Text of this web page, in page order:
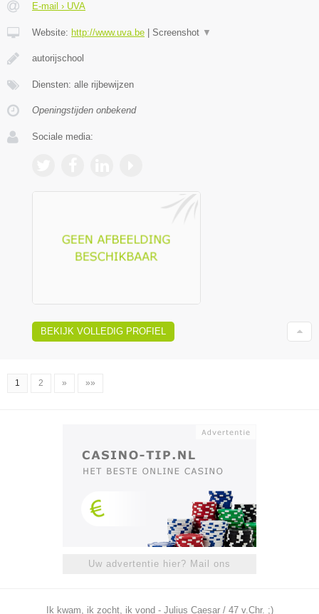
E-mail › UVA
Website: http://www.uva.be Screenshot ▼
autorijschool
Diensten: alle rijbewijzen
Openingstijden onbekend
Sociale media:
BEKIJK VOLLEDIG PROFIEL
1 2 » »»
Uw advertentie hier? Mail ons
Ik kwam, ik zocht, ik vond - Julius Caesar / 47 v.Chr. ;)